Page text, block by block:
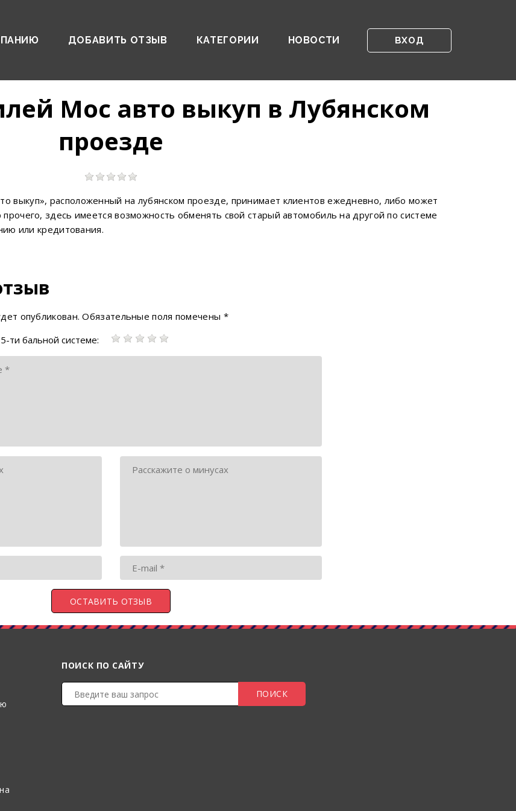
ДОБАВИТЬ ОТЗЫВ КАТЕГОРИИ НОВОСТИ ВХОД
Мос авто выкуп в Лубянском
проезде
выкуп», расположенный на лубянском проезде, принимает клиентов ежедневно, либо может
здесь имеется возможность обменять свой старый автомобиль на другой по системе
или кредитования.
опубликован. Обязательные поля помечены *
ти бальной системе:
ПОИСК ПО САЙТУ
ПОИСК